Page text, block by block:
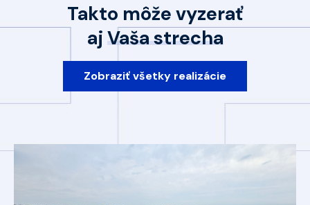
Takto môže vyzerať
aj Vaša strecha
Zobraziť všetky realizácie